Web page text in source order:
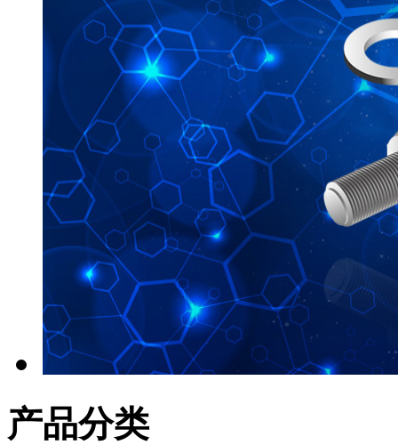
产品分类